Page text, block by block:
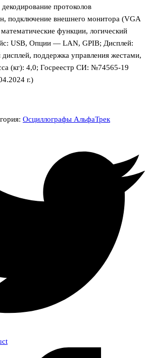
протоколов
подключение внешнего монитора (VGA
функции, логический
USB, Опции — LAN, GPIB; Дисплей:
поддержка управления жестами,
(кг): 4,0; Госреестр СИ: №74565-19
г.)
Осциллографы АльфаТрек